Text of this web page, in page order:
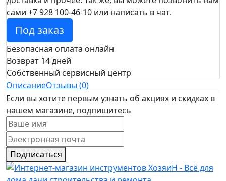
сами +7 928 100-46-10 или написать в чат.
Под заказ
Безопасная оплата онлайн
Возврат 14 дней
Собственный сервисный центр
ОписаниеОтзывы (0)
Если вы хотите первым узнать об акциях и скидках в
нашем магазине, подпишитесь
Подписаться